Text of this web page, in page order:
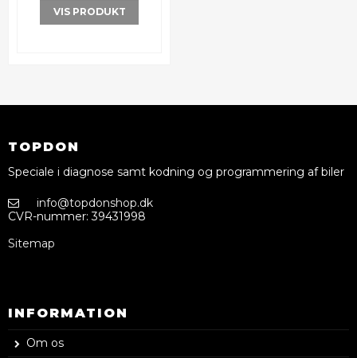
VIS PRODUKT
TOPDON
Speciale i diagnose samt kodning og programmering af biler
info@topdonshop.dk
CVR-nummer: 39431998
Sitemap
INFORMATION
Om os